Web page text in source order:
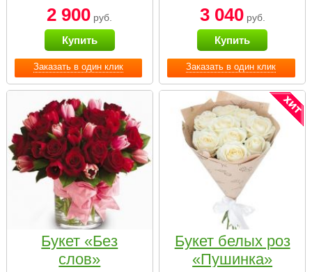
Заказать в один клик
2 900 руб.
Купить
Заказать в один клик
3 040руб.
Купить
Букет «Без
слов»
Букет белых роз
«Пушинка»